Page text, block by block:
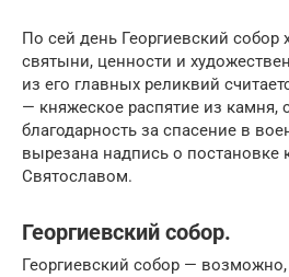
По сей день Георгиевский собор
святыни, ценности и
из его главных реликвий
— княжеское распятие из камня,
благодарность за спасение в
вырезана надпись о постановке
Святославом.
Георгиевский собор.
Георгиевский собор —